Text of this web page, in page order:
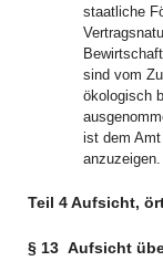
staatliche
sind vom
ökologisch
ist dem
anzuzeigen.
Teil 4 Aufsicht,
§ 13 Aufsicht